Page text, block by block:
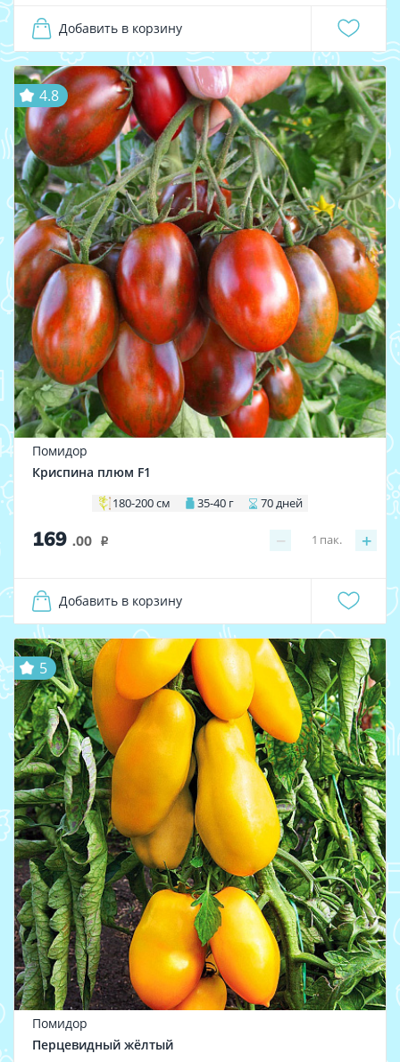
Добавить в корзину
4.8
Помидор
Криспина плюм F1
180-200 см 35-40 г 70 дней
169 .00 i − +
1 пак.
Добавить в корзину
5
Помидор
Перцевидный жёлтый